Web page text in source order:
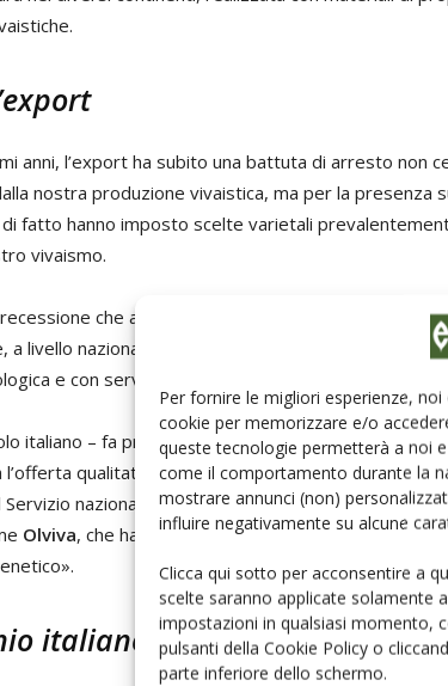
Per fornire le migliori esperienze,
cookie per memorizzare e/o
queste tecnologie permetterà a noi
come il comportamento durante la
mostrare annunci (non)
influire negativamente su alcune
Clicca qui sotto per acconsentire a
scelte saranno applicate solamente
impostazioni in qualsiasi momento,
pulsanti della Cookie Policy o
parte inferiore dello schermo.
anni, l’export ha subito una battuta di arresto non
nostra produzione vivaistica, ma per la presenza
di fatto hanno imposto scelte varietali
vivaismo.
che avviene proprio in un periodo nel quale
livello nazionale e internazionale, progetti di nuovi
e con servizi di assistenza di grande scuola
italiano – fa presente il coordinatore del Civi-Italia,
l’offerta qualitativa della produzione e dei servizi,
Servizio nazionale di certificazione volontaria del
Olviva, che hanno portato a una selezione di
italiano